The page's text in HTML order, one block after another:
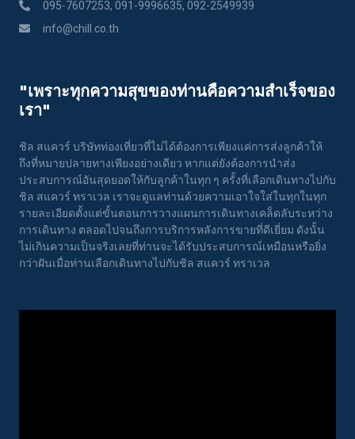
095-7607253, 091-9996635, 092-2549939
info@chill.co.th
"เพราะทุกความสุขของท่านคือความสําเร็จของ
เรา"
ชิล สแควร์ บริษัทท่องเที่ยวที่ไม่ได้ต้องการเพียงแค่การส่งลูกค้าให้
ถึงที่หมายปลายทางเพียงอย่างเดียว หากแต่ยังต้องการนำส่ง
ประสบการณ์อันสุดยอดให้กับลูกค้าในทุก ๆ ครั้งที่เลือกเดินทางไปกับ
ชิล สแควร์ ทราเวล เราจะดูแลท่านด้วยความเอาใจใส่ในทุกในทุก
รายละเอียดตั้งแต่ขั้นตอนการวางแผนการเดินทางเคล็ดลับระหว่าง
การเดินทาง ตลอดไปจนถึงการบริการหลังการขายที่ดีเยี่ยม ดังนั้น
ไม่เกินความเป็นจริงเลยที่ท่านจะได้รับประสบการณ์เหมือนหรือยิ่ง
กว่าฝันเมื่อท่านเลือกเดินทางไปกับชิล สแควร์ ทราเวล